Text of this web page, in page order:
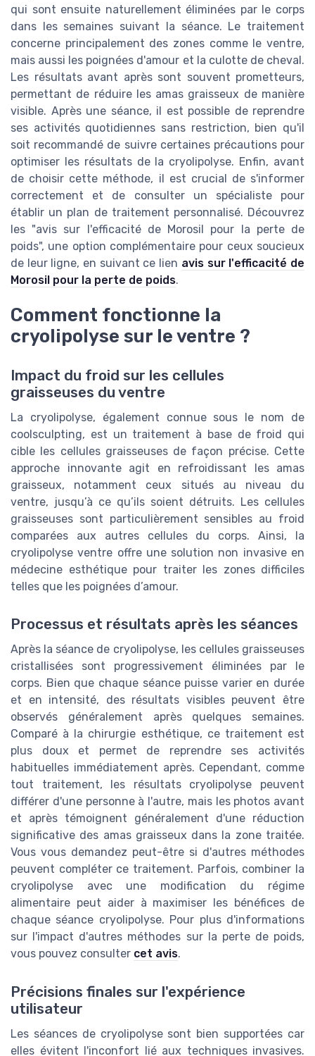
qui sont ensuite naturellement éliminées par le corps
dans les semaines suivant la séance. Le traitement
concerne principalement des zones comme le ventre,
mais aussi les poignées d'amour et la culotte de cheval.
Les résultats avant après sont souvent prometteurs,
permettant de réduire les amas graisseux de manière
visible. Après une séance, il est possible de reprendre
ses activités quotidiennes sans restriction, bien qu'il
soit recommandé de suivre certaines précautions pour
optimiser les résultats de la cryolipolyse. Enfin, avant
de choisir cette méthode, il est crucial de s'informer
correctement et de consulter un spécialiste pour
établir un plan de traitement personnalisé. Découvrez
les "avis sur l'efficacité de Morosil pour la perte de
poids", une option complémentaire pour ceux soucieux
de leur ligne, en suivant ce lien avis sur l'efficacité de
Morosil pour la perte de poids.
Comment fonctionne la
cryolipolyse sur le ventre ?
Impact du froid sur les cellules
graisseuses du ventre
La cryolipolyse, également connue sous le nom de
coolsculpting, est un traitement à base de froid qui
cible les cellules graisseuses de façon précise. Cette
approche innovante agit en refroidissant les amas
graisseux, notamment ceux situés au niveau du
ventre, jusqu’à ce qu’ils soient détruits. Les cellules
graisseuses sont particulièrement sensibles au froid
comparées aux autres cellules du corps. Ainsi, la
cryolipolyse ventre offre une solution non invasive en
médecine esthétique pour traiter les zones difficiles
telles que les poignées d’amour.
Processus et résultats après les séances
Après la séance de cryolipolyse, les cellules graisseuses
cristallisées sont progressivement éliminées par le
corps. Bien que chaque séance puisse varier en durée
et en intensité, des résultats visibles peuvent être
observés généralement après quelques semaines.
Comparé à la chirurgie esthétique, ce traitement est
plus doux et permet de reprendre ses activités
habituelles immédiatement après. Cependant, comme
tout traitement, les résultats cryolipolyse peuvent
différer d'une personne à l'autre, mais les photos avant
et après témoignent généralement d'une réduction
significative des amas graisseux dans la zone traitée.
Vous vous demandez peut-être si d'autres méthodes
peuvent compléter ce traitement. Parfois, combiner la
cryolipolyse avec une modification du régime
alimentaire peut aider à maximiser les bénéfices de
chaque séance cryolipolyse. Pour plus d'informations
sur l'impact d'autres méthodes sur la perte de poids,
vous pouvez consulter cet avis.
Précisions finales sur l'expérience
utilisateur
Les séances de cryolipolyse sont bien supportées car
elles évitent l'inconfort lié aux techniques invasives.